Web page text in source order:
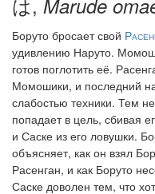
Боруто бросает свой
удивлению Наруто.
готов поглотить её.
Момошики, и последний
слабостью техники. Тем
попадает в цель, сбивая
и Саске из его ловушки.
объясняет, как он взял
Расенган, и как Боруто
Саске доволен тем, что